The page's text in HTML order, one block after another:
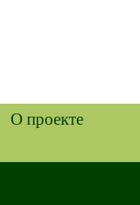
О проекте